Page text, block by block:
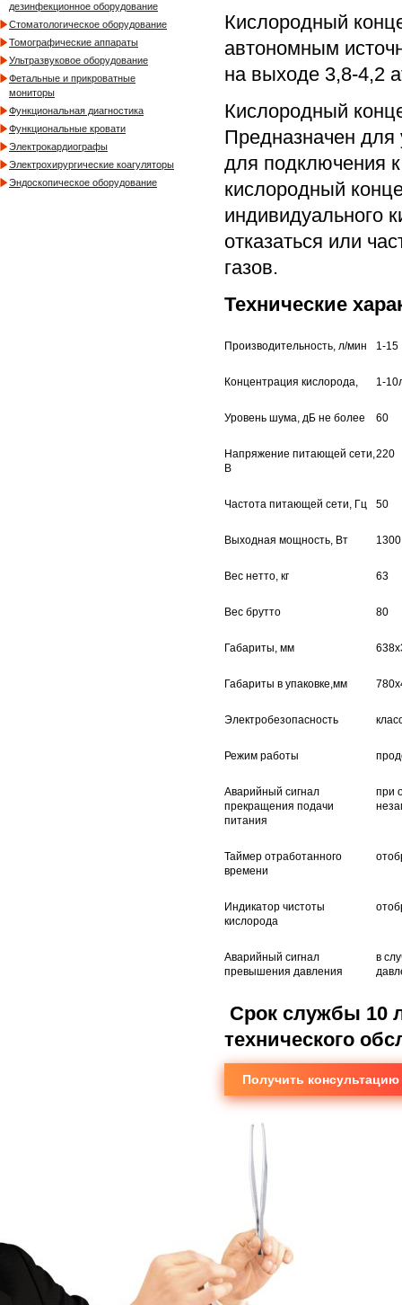
дезинфекционное оборудование
Стоматологическое оборудование
Томографические аппараты
Ультразвуковое оборудование
Фетальные и прикроватные
мониторы
Функциональная диагностика
Функциональные кровати
Электрокардиографы
Электрохирургические коагуляторы
Эндоскопическое оборудование
Кислородный
автономным
на выходе 3,8-4,2
Кислородный
Предназначен для
для подключения
кислородный
индивидуального
отказаться или
газов.
Технические
Производительность, л/мин 1-15
Концентрация кислорода, 1-
Уровень шума, дБ не более 60
Напряжение питающей сети,
В
220
Частота питающей сети, Гц 50
Выходная мощность, Вт
Вес нетто, кг 63
Вес брутто 80
Габариты, мм
Габариты в упаковке,мм
Электробезопасность
Режим работы
Аварийный сигнал
прекращения подачи
питания
при
Таймер отработанного
времени
Индикатор чистоты
кислорода
Аварийный сигнал
превышения давления
в
Срок службы 10
технического
Получить консультацию